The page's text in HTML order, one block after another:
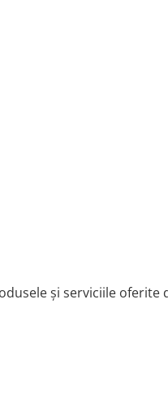
și serviciile oferite